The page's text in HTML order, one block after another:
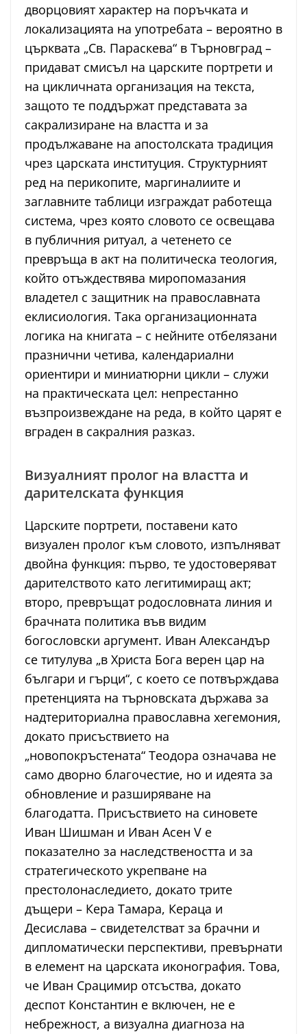
дворцовият характер на поръчката и
локализацията на употребата – вероятно в
църквата „Св. Параскева“ в Търновград –
придават смисъл на царските портрети и
на цикличната организация на текста,
защото те поддържат представата за
сакрализиране на властта и за
продължаване на апостолската традиция
чрез царската институция. Структурният
ред на перикопите, маргиналиите и
заглавните таблици изграждат работеща
система, чрез която словото се освещава
в публичния ритуал, а четенето се
превръща в акт на политическа теология,
който отъждествява миропомазания
владетел с защитник на православната
еклисиология. Така организационната
логика на книгата – с нейните отбелязани
празнични четива, календариални
ориентири и миниатюрни цикли – служи
на практическата цел: непрестанно
възпроизвеждане на реда, в който царят е
вграден в сакралния разказ.
Визуалният пролог на властта и
дарителската функция
Царските портрети, поставени като
визуален пролог към словото, изпълняват
двойна функция: първо, те удостоверяват
дарителството като легитимиращ акт;
второ, превръщат родословната линия и
брачната политика във видим
богословски аргумент. Иван Александър
се титулува „в Христа Бога верен цар на
българи и гърци“, с което се потвърждава
претенцията на търновската държава за
надтериториална православна хегемония,
докато присъствието на
„новопокръстената“ Теодора означава не
само дворно благочестие, но и идеята за
обновление и разширяване на
благодатта. Присъствието на синовете
Иван Шишман и Иван Асен V е
показателно за наследствеността и за
стратегическото укрепване на
престолонаследието, докато трите
дъщери – Кера Тамара, Кераца и
Десислава – свидетелстват за брачни и
дипломатически перспективи, превърнати
в елемент на царската иконография. Това,
че Иван Срацимир отсъства, докато
деспот Константин е включен, не е
небрежност, а визуална диагноза на